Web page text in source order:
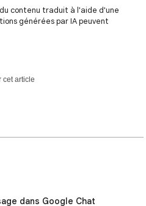
contenu traduit à l'aide d'une
générées par IA peuvent
cet article
dans Google Chat